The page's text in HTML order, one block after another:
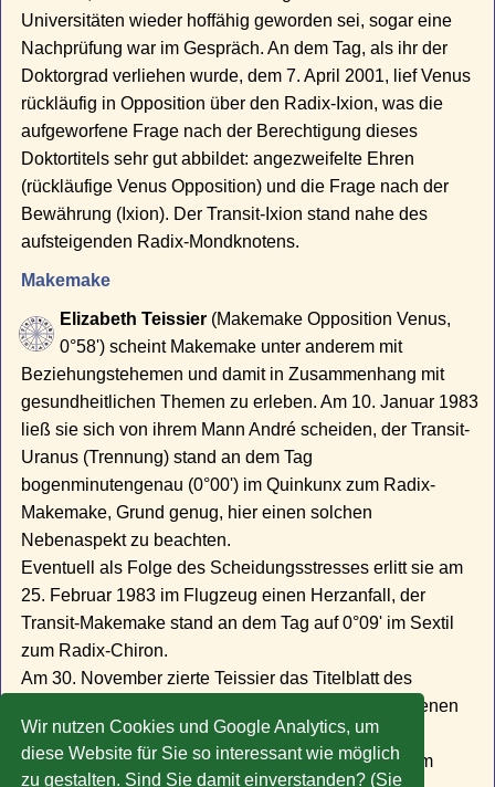
Wir nutzen Cookies und Google Analytics, um
diese Website für Sie so interessant wie möglich
zu gestalten. Sind Sie damit einverstanden? (Sie
Universitäten wieder hoffähig geworden sei, sogar eine
Nachprüfung war im Gespräch. An dem Tag, als ihr der
Doktorgrad verliehen wurde, dem 7. April 2001, lief Venus
rückläufig in Opposition über den Radix-Ixion, was die
aufgeworfene Frage nach der Berechtigung dieses
Doktortitels sehr gut abbildet: angezweifelte Ehren
(rückläufige Venus Opposition) und die Frage nach der
Bewährung (Ixion). Der Transit-Ixion stand nahe des
aufsteigenden Radix-Mondknotens.
Makemake
Elizabeth Teissier (Makemake Opposition Venus,
0°58') scheint Makemake unter anderem mit
Beziehungstehemen und damit in Zusammenhang mit
gesundheitlichen Themen zu erleben. Am 10. Januar 1983
ließ sie sich von ihrem Mann André scheiden, der Transit-
Uranus (Trennung) stand an dem Tag
bogenminutengenau (0°00') im Quinkunx zum Radix-
Makemake, Grund genug, hier einen solchen
Nebenaspekt zu beachten.
Eventuell als Folge des Scheidungsstresses erlitt sie am
25. Februar 1983 im Flugzeug einen Herzanfall, der
Transit-Makemake stand an dem Tag auf 0°09' im Sextil
zum Radix-Chiron.
Am 30. November zierte Teissier das Titelblatt des
SPIEGEL, Astrologie war das Titelthema - nach eigenen
Worten war sie da sehr stolz darauf. Der Transit-
Makemake stand an dem Tag auf 0°03' im Sextil zum